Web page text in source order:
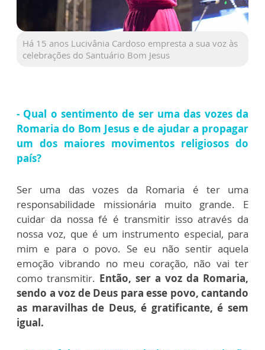
Há 15 anos Lucivânia Cardoso empresta a sua voz às
celebrações do Santuário Bom Jesus
- Qual o sentimento de ser uma das vozes da
Romaria do Bom Jesus e de ajudar a propagar
um dos maiores movimentos religiosos do
país?
Ser uma das vozes da Romaria é ter uma
responsabilidade missionária muito grande. E
cuidar da nossa fé é transmitir isso através da
nossa voz, que é um instrumento especial, para
mim e para o povo. Se eu não sentir aquela
emoção vibrando no meu coração, não vai ter
como transmitir. Então, ser a voz da Romaria,
sendo a voz de Deus para esse povo, cantando
as maravilhas de Deus, é gratificante, é sem
igual.